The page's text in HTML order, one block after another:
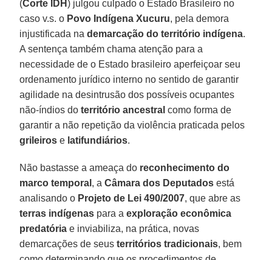
(Corte IDH) julgou culpado o Estado Brasileiro no
caso v.s. o Povo Indígena Xucuru, pela demora
injustificada nademarcação do território indígena.
A sentença também chama atenção para a
necessidade de o Estado brasileiro aperfeiçoar seu
ordenamento jurídico interno no sentido de garantir
agilidade na desintrusão dos possíveis ocupantes
não-índios doterritório ancestral como forma de
garantir a não repetição da violência praticada pelos
grileiros e latifundiários.
Não bastasse a ameaça do reconhecimento do
marco temporal , aCâmara dos Deputados está
analisando o Projeto de Lei 490/2007, que abre as
terras indígenas para aexploração econômica
predatória e inviabiliza, na prática, novas
demarcações de seusterritórios tradicionais, bem